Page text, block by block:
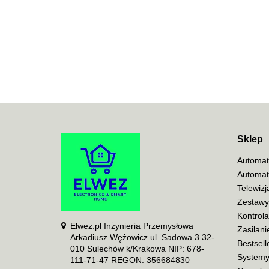
Elwez.pl Inżynieria Przemysłowa
Arkadiusz Wężowicz ul. Sadowa 3 32-
010 Sulechów k/Krakowa NIP: 678-
111-71-47 REGON: 356684830
Sklep